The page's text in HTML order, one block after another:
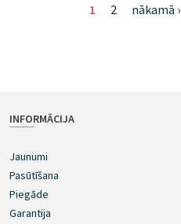
1 2 nākamā ›
INFORMĀCIJA
Jaunumi
Pasūtīšana
Piegāde
Garantija